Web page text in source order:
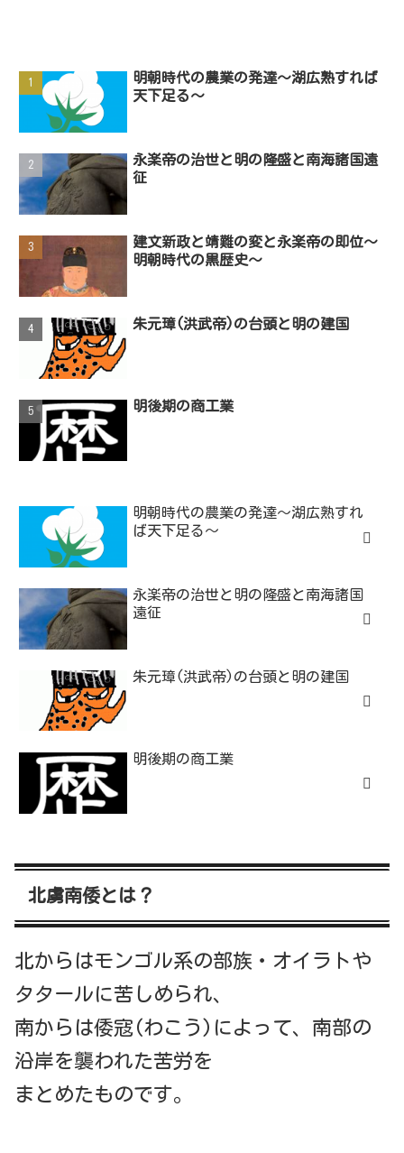
明朝時代の農業の発達～湖広熟すれば
天下足る～
永楽帝の治世と明の隆盛と南海諸国遠
征
建文新政と靖難の変と永楽帝の即位～
明朝時代の黒歴史～
朱元璋(洪武帝)の台頭と明の建国
明後期の商工業
明朝時代の農業の発達～湖広熟すれ
ば天下足る～
永楽帝の治世と明の隆盛と南海諸国
遠征
朱元璋(洪武帝)の台頭と明の建国
明後期の商工業
北虜南倭とは？
北からはモンゴル系の部族・オイラトや
タタールに苦しめられ、
南からは倭寇(わこう)によって、南部の
沿岸を襲われた苦労を
まとめたものです。